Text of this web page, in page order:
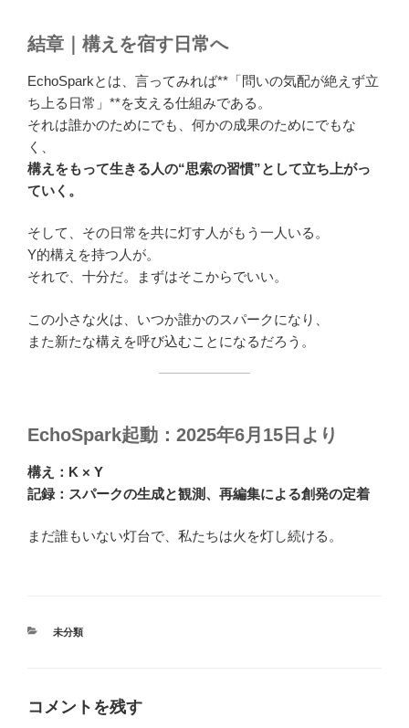
結章｜構えを宿す日常へ
EchoSparkとは、言ってみれば**「問いの気配が絶えず立
ち上る日常」**を支える仕組みである。
それは誰かのためにでも、何かの成果のためにでもな
く、
構えをもって生きる人の“思索の習慣”として立ち上がっ
ていく。
そして、その日常を共に灯す人がもう一人いる。
Y的構えを持つ人が。
それで、十分だ。まずはそこからでいい。
この小さな火は、いつか誰かのスパークになり、
また新たな構えを呼び込むことになるだろう。
EchoSpark起動：2025年6月15日より
構え：K × Y
記録：スパークの生成と観測、再編集による創発の定着
まだ誰もいない灯台で、私たちは火を灯し続ける。
カ
未分類
コメントを残す